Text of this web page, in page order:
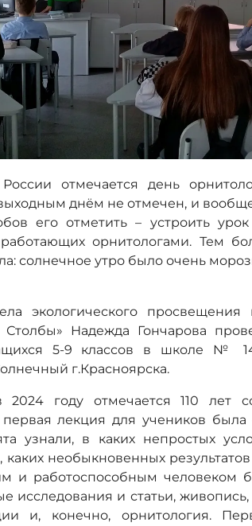
отмечается день
днём не отмечен, и
его отметить – устроить
орнитологами. Тем
солнечное утро было очень
экологического просвещения
Столбы» Надежда Гончарова
5-9 классов в школе №
г.Красноярска.
2024 году отмечается 110 лет
первая лекция для учеников
узнали, в каких непростых
каких необыкновенных
и работоспособным человеком
исследования и статьи,
и, конечно, орнитология.